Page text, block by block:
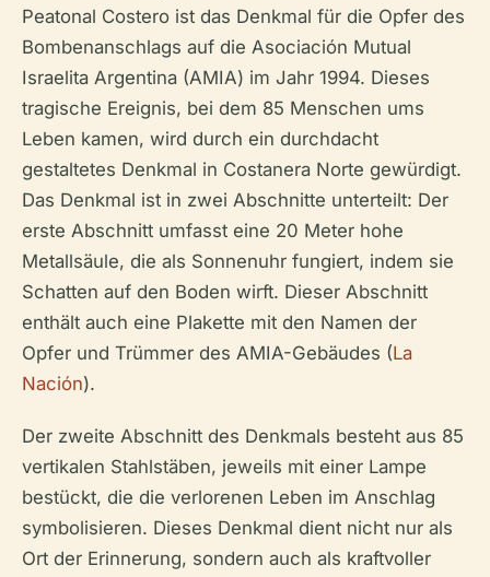
Peatonal Costero ist das Denkmal für die Opfer des
Bombenanschlags auf die Asociación Mutual
Israelita Argentina (AMIA) im Jahr 1994. Dieses
tragische Ereignis, bei dem 85 Menschen ums
Leben kamen, wird durch ein durchdacht
gestaltetes Denkmal in Costanera Norte gewürdigt.
Das Denkmal ist in zwei Abschnitte unterteilt: Der
erste Abschnitt umfasst eine 20 Meter hohe
Metallsäule, die als Sonnenuhr fungiert, indem sie
Schatten auf den Boden wirft. Dieser Abschnitt
enthält auch eine Plakette mit den Namen der
Opfer und Trümmer des AMIA-Gebäudes (La
Nación).
Der zweite Abschnitt des Denkmals besteht aus 85
vertikalen Stahlstäben, jeweils mit einer Lampe
bestückt, die die verlorenen Leben im Anschlag
symbolisieren. Dieses Denkmal dient nicht nur als
Ort der Erinnerung, sondern auch als kraftvoller